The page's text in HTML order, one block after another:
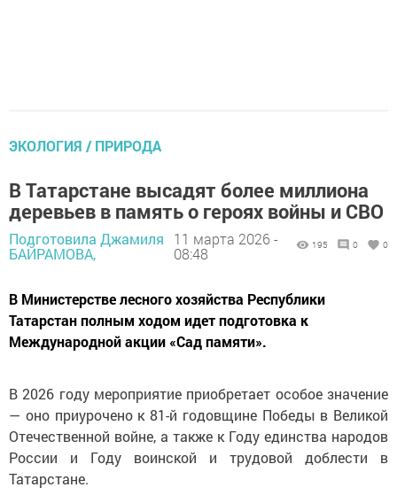
ЭКОЛОГИЯ / ПРИРОДА
В Татарстане высадят более миллиона
деревьев в память о героях войны и СВО
Подготовила Джамиля
БАЙРАМОВА,
11 марта 2026 -
08:48
195 0 0
В Министерстве лесного хозяйства Республики
Татарстан полным ходом идет подготовка к
Международной акции «Сад памяти».
В 2026 году мероприятие приобретает особое значение
— оно приурочено к 81-й годовщине Победы в Великой
Отечественной войне, а также к Году единства народов
России и Году воинской и трудовой доблести в
Татарстане.